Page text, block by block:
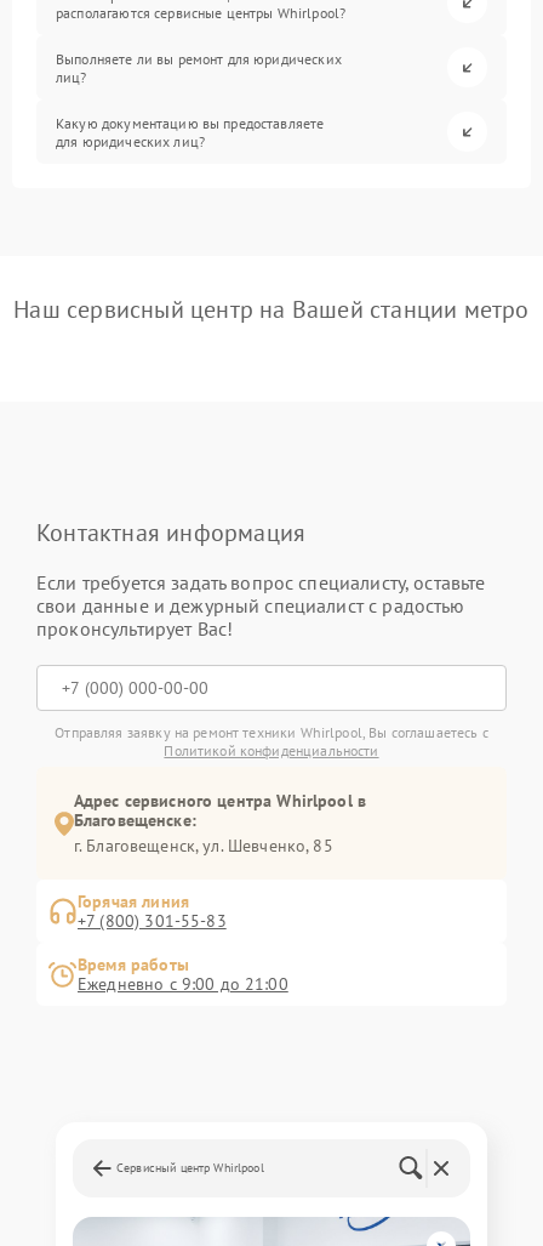
располагаются сервисные центры Whirlpool?
Выполняете ли вы ремонт для юридических
лиц?
Какую документацию вы предоставляете
для юридических лиц?
Наш сервисный центр на Вашей станции метро
Контактная информация
Если требуется задать вопрос специалисту, оставьте
свои данные и дежурный специалист с радостью
проконсультирует Вас!
Отправляя заявку на ремонт техники Whirlpool, Вы соглашаетесь с
Политикой конфиденциальности
Адрес сервисного центра Whirlpool в
Благовещенске:
г. Благовещенск, ул. Шевченко, 85
Горячая линия
+7 (800) 301-55-83
Время работы
Ежедневно с 9:00 до 21:00
Сервисный центр Whirlpool